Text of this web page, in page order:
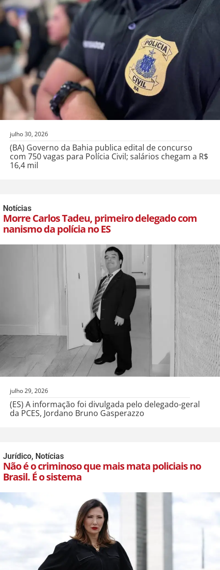
julho 30, 2026
(BA) Governo da Bahia publica edital de concurso
com 750 vagas para Polícia Civil; salários chegam a R$
16,4 mil
Notícias
Morre Carlos Tadeu, primeiro delegado com
nanismo da polícia no ES
julho 29, 2026
(ES) A informação foi divulgada pelo delegado-geral
da PCES, Jordano Bruno Gasperazzo
Jurídico, Notícias
Não é o criminoso que mais mata policiais no
Brasil. É o sistema